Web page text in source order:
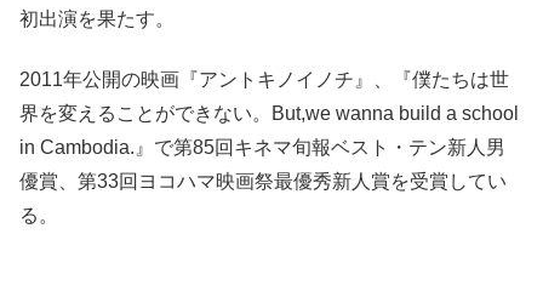
初出演を果たす。
2011年公開の映画『アントキノイノチ』、『僕たちは世
界を変えることができない。But,we wanna build a school
in Cambodia.』で第85回キネマ旬報ベスト・テン新人男
優賞、第33回ヨコハマ映画祭最優秀新人賞を受賞してい
る。